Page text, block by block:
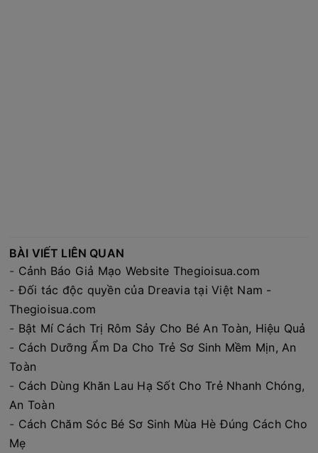
BÀI VIẾT LIÊN QUAN
- Cảnh Báo Giả Mạo Website Thegioisua.com
-Đối tác độc quyền của Dreavia tại Việt Nam -
Thegioisua.com
- Bật Mí Cách Trị Rôm Sảy Cho Bé An Toàn, Hiệu Quả
- Cách Dưỡng Ẩm Da Cho Trẻ Sơ Sinh Mềm Mịn, An
Toàn
- Cách Dùng Khăn Lau Hạ Sốt Cho Trẻ Nhanh Chóng,
An Toàn
- Cách Chăm Sóc Bé Sơ Sinh Mùa Hè Đúng Cách Cho
Mẹ